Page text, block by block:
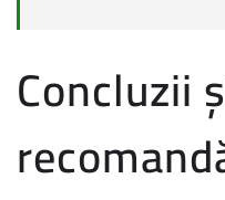
Concluzii